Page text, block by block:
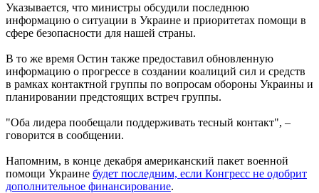
Указывается, что министры обсудили последнюю
информацию о ситуации в Украине и приоритетах помощи в
сфере безопасности для нашей страны.
В то же время Остин также предоставил обновленную
информацию о прогрессе в создании коалиций сил и средств
в рамках контактной группы по вопросам обороны Украины и
планировании предстоящих встреч группы.
"Оба лидера пообещали поддерживать тесный контакт", –
говорится в сообщении.
Напомним, в конце декабря американский пакет военной
помощи Украине будет последним, если Конгресс не одобрит
дополнительное финансирование.